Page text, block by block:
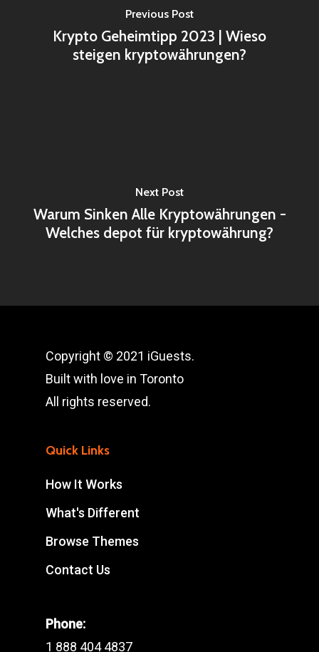
Previous Post
Krypto Geheimtipp 2023 | Wieso
steigen kryptowährungen?
Next Post
Warum Sinken Alle Kryptowährungen -
Welches depot für kryptowährung?
Copyright © 2021 iGuests.
Built with love in Toronto
All rights reserved.
Quick Links
How It Works
What's Different
Browse Themes
Contact Us
Phone:
1 888 404 4837